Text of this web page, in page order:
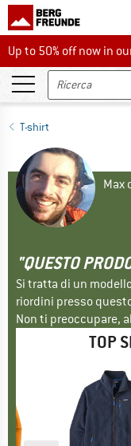
Up to 50% off now in
Up to 50% off now in
T-shirt
Max
"QUESTO
Si tratta di un
riordini presso
Non ti preoccupare,
TOP